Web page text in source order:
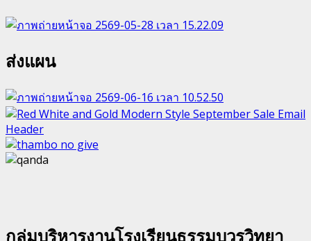
ส่งแผน
กลุ่มบริหารงานโรงเรียนธรรมบวรวิทยา